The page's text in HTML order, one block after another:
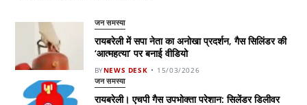
जन समस्या
रायबरेली में सपा नेता का अनोखा प्रदर्शन, गैस सिलिंडर की
‘आत्महत्या’ पर बनाई वीडियो
BYNEWS DESK 15/03/2026
जन समस्या
रायबरेली। एचपी गैस उपभोक्ता परेशान: सिलेंडर डिलीवर